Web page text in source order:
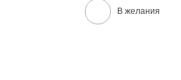
В желания